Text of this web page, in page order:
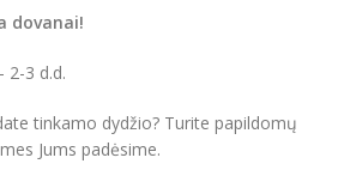
dovanai!
2-3 d.d.
tinkamo dydžio? Turite papildomų
Jums padėsime.